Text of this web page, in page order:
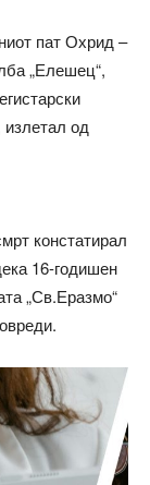
пат Охрид –
„Елешец“,
од
констатирал
16-годишен
„Св.Еразмо“